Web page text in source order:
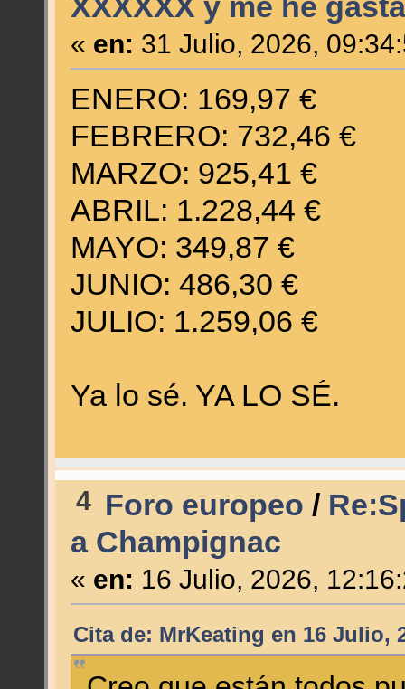
XXXXXX y me he
« en: 31 Julio, 2026,
ENERO: 169,97 €
FEBRERO: 732,46 €
MARZO: 925,41 €
ABRIL: 1.228,44 €
MAYO: 349,87 €
JUNIO: 486,30 €
JULIO: 1.259,06 €
Ya lo sé. YA LO SÉ.
4 Foro europeo /
a Champignac
« en: 16 Julio, 2026,
Cita de: MrKeating en 16 Julio,